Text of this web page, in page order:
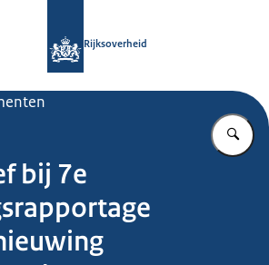
Rijksoverheid
bij 7e